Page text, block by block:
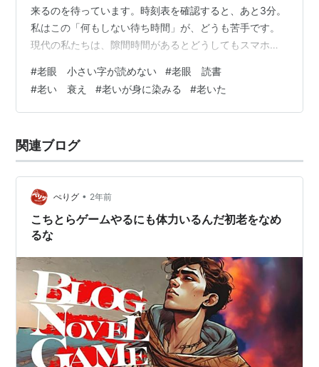
来るのを待っています。時刻表を確認すると、あと3分。
私はこの「何もしない待ち時間」が、どうも苦手です。
現代の私たちは、隙間時間があるとどうしてもスマホに
トからスマホを取り出しました。 今読んでいるのは、電
子本です。 その本は語彙力を鍛えるための本。 日頃から
言葉の足りなさを痛感している私にとって、Kindleは心
なんて、本当に便利な時代になったものです。 「さて、
少しでも読み進めようかな…
#老眼 小さい字が読めない #老眼 読書
#老い 衰え #老いが身に染みる #老いた
関連ブログ
ぺりグ • 2年前
こちとらゲームやるにも体力いるんだ初老をなめ
るな